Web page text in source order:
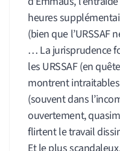
heures
(bien que l’URSSAF
… La jurisprudence
les URSSAF (en
montrent
(souvent dans
ouvertement,
flirtent le travail